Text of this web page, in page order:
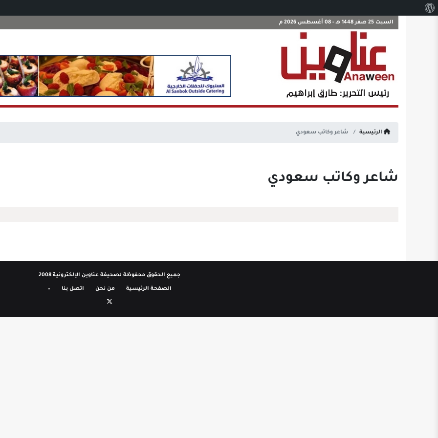
السبت 25 صفر 1448 هـ - 08 أغسطس 2026 م
الرئيسية شاعر وكاتب سعودي
شاعر وكاتب سعودي
جميع الحقوق محفوظة لصحيفة عناوين الإلكترونية 2008
الصفحة الرئيسية من نحن اتصل بنا –